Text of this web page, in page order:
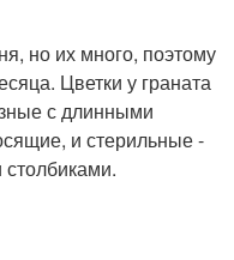
но их много, поэтому
Цветки у граната
с длинными
и стерильные -